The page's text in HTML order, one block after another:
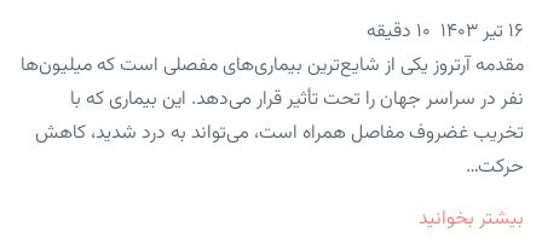
۱۶ تیر ۱۴۰۳
مقدمه آرتروز یکی از شایع‌ترین بیماری‌های مفصلی است که میلیون‌ها
نفر در سراسر جهان را تحت تأثیر قرار می‌دهد. این بیماری که با
تخریب غضروف مفاصل همراه است، می‌تواند به درد شدید، کاهش
حرکت…
بیشتر بخوانید